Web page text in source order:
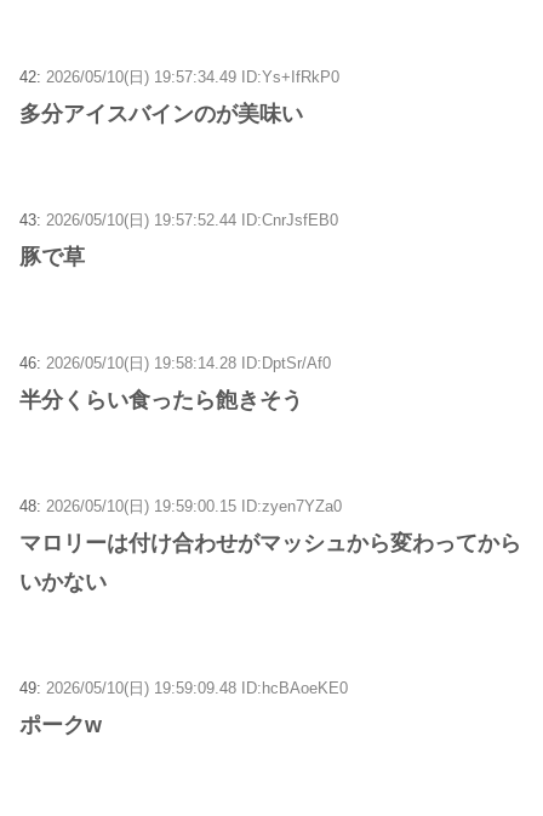
42: 2026/05/10(日) 19:57:34.49 ID:Ys+IfRkP0
多分アイスバインのが美味い
43: 2026/05/10(日) 19:57:52.44 ID:CnrJsfEB0
豚で草
46: 2026/05/10(日) 19:58:14.28 ID:DptSr/Af0
半分くらい食ったら飽きそう
48: 2026/05/10(日) 19:59:00.15 ID:zyen7YZa0
マロリーは付け合わせがマッシュから変わってから
いかない
49: 2026/05/10(日) 19:59:09.48 ID:hcBAoeKE0
ポークw